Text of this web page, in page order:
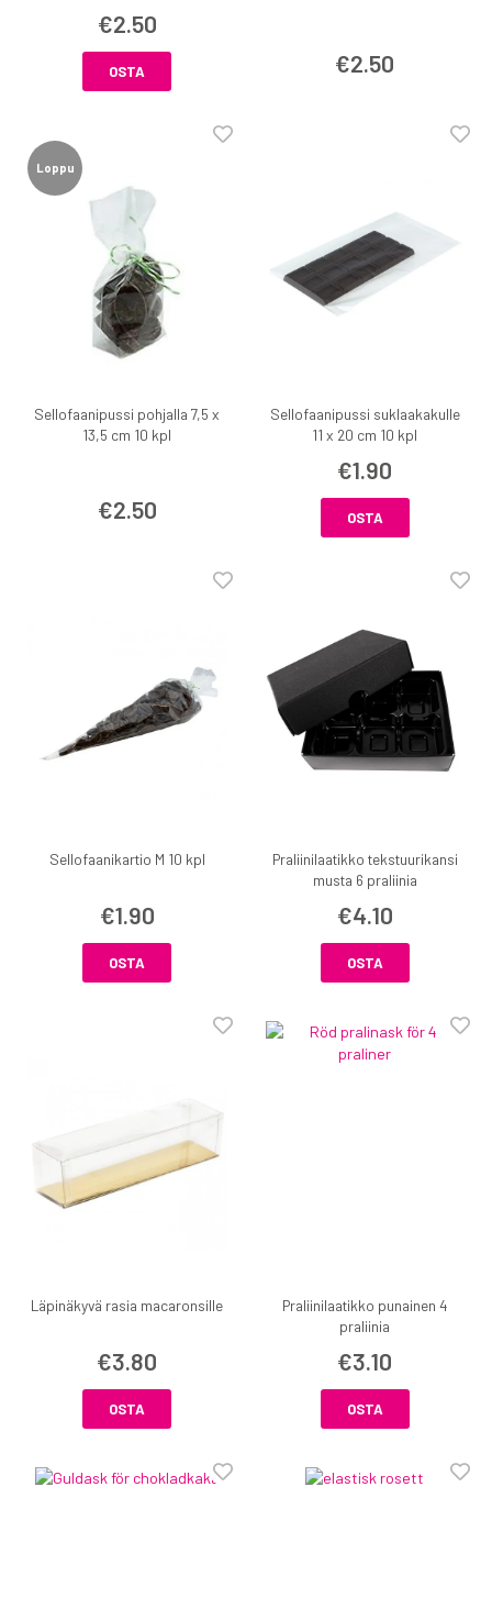
€2.50
OSTA €2.50
Loppu
Sellofaanipussi pohjalla 7,5 x
13,5 cm 10 kpl
€2.50
Sellofaanipussi suklaakakulle
11 x 20 cm 10 kpl
€1.90
OSTA
Sellofaanikartio M 10 kpl
€1.90
OSTA
Praliinilaatikko tekstuurikansi
musta 6 praliinia
€4.10
OSTA
Läpinäkyvä rasia macaronsille
€3.80
OSTA
Praliinilaatikko punainen 4
praliinia
€3.10
OSTA